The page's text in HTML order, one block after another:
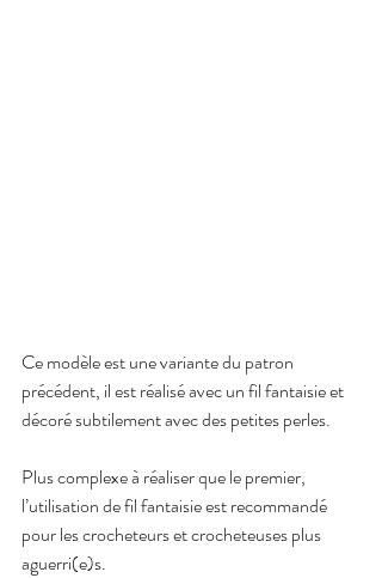
Ce modèle est une variante du patron
précédent, il est réalisé avec un fil fantaisie et
décoré subtilement avec des petites perles.
Plus complexe à réaliser que le premier,
l’utilisation de fil fantaisie est recommandé
pour les crocheteurs et crocheteuses plus
aguerri(e)s.